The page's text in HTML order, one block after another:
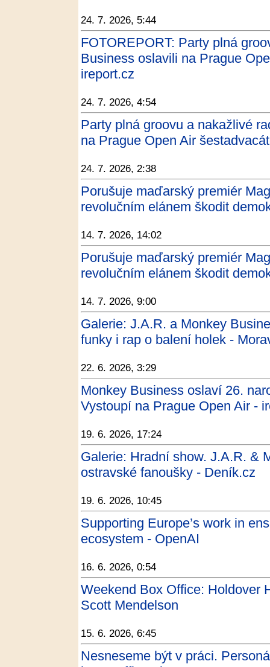
24. 7. 2026, 5:44
FOTOREPORT: Party plná
Business oslavili na Prague
ireport.cz
24. 7. 2026, 4:54
Party plná groovu a nakažlivé
na Prague Open Air
24. 7. 2026, 2:38
Porušuje maďarský premiér
revolučním elánem škodit
14. 7. 2026, 14:02
Porušuje maďarský premiér
revolučním elánem škodit
14. 7. 2026, 9:00
Galerie: J.A.R. a Monkey
funky i rap o balení holek -
22. 6. 2026, 3:29
Monkey Business oslaví 26.
Vystoupí na Prague Open Air -
19. 6. 2026, 17:24
Galerie: Hradní show. J.A.R. &
ostravské fanoušky - Deník.cz
19. 6. 2026, 10:45
Supporting Europe’s work in
ecosystem - OpenAI
16. 6. 2026, 0:54
Weekend Box Office: Holdover
Scott Mendelson
15. 6. 2026, 6:45
Nesneseme být v práci.